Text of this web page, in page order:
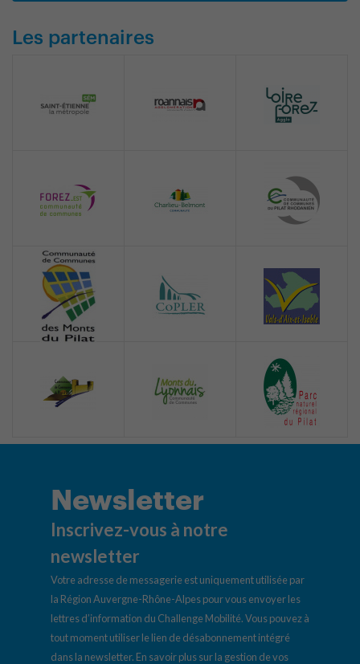
Les partenaires
Newsletter
Inscrivez-vous à notre
newsletter
Votre adresse de messagerie est uniquement utilisée par
la Région Auvergne-Rhône-Alpes pour vous envoyer les
lettres d’information du Challenge Mobilité. Vous pouvez à
tout moment utiliser le lien de désabonnement intégré
dans la newsletter. En savoir plus sur la gestion de vos